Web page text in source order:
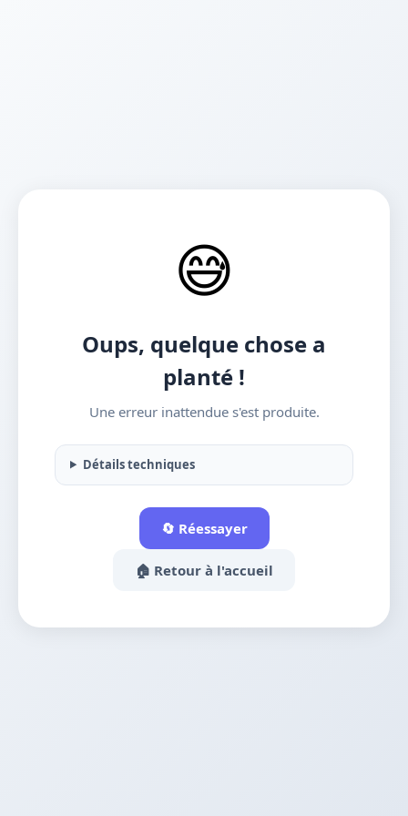
😅
Oups, quelque chose a
planté !
Une erreur inattendue s'est produite.
Détails techniques
🔄 Réessayer
🏠 Retour à l'accueil